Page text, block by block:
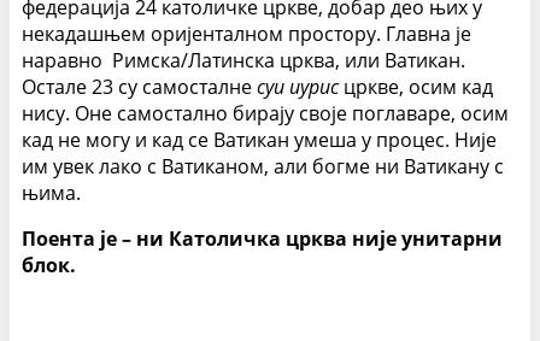
федерација 24 католичке цркве, добар део њих у
некадашњем оријенталном простору. Главна је
наравно Римска/Латинска црква, или Ватикан.
Остале 23 су самосталнесуи иурисцркве, осим кад
нису. Оне самостално бирају своје поглаваре, осим
кад не могу и кад се Ватикан умеша у процес. Није
им увек лако с Ватиканом, али богме ни Ватикану с
њима.
Поента је – ни Католичка црква није унитарни
блок.